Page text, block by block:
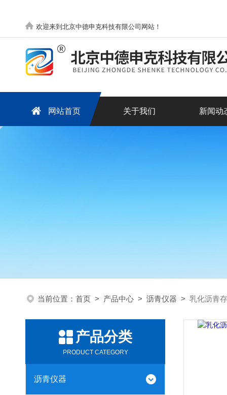
欢迎来到北京中德申克科技有限公司网站！
网站首页 关于我们 新闻动
当前位置： 首页 > 产品中心 > 沥青仪器 > 乳化沥青
产品分类
PRODUCT CATEGORY
沥青仪器